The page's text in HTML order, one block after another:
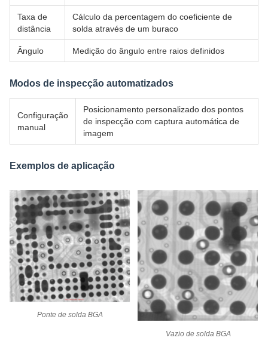
Taxa de
distância
Cálculo da percentagem do coeficiente de
solda através de um buraco
Ângulo Medição do ângulo entre raios definidos
Modos de inspecção automatizados
Configuração
manual
Posicionamento personalizado dos pontos
de inspecção com captura automática de
imagem
Exemplos de aplicação
Ponte de solda BGA
Vazio de solda BGA